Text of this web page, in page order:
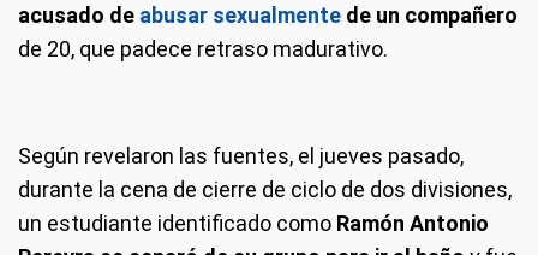
acusado de abusar sexualmente de un compañero
de 20, que padece retraso madurativo.
Según revelaron las fuentes, el jueves pasado,
durante la cena de cierre de ciclo de dos divisiones,
un estudiante identificado como Ramón Antonio